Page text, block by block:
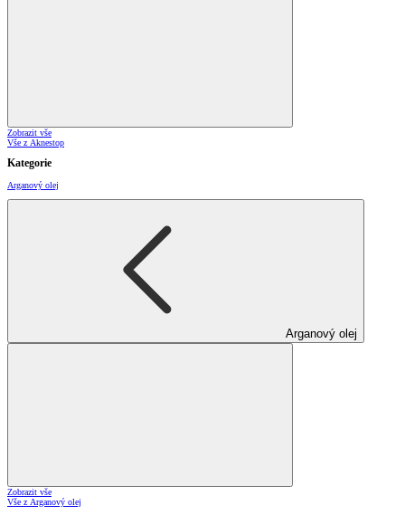
Zobrazit vše
Vše z Aknestop
Kategorie
Arganový olej
Arganový olej
Zobrazit vše
Vše z Arganový olej